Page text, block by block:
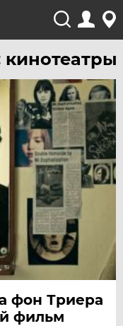
фон Триера
фильм